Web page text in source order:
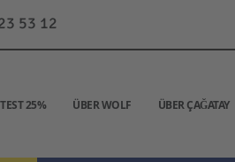
53 12
TEST 25% ÜBER WOLF ÜBER ÇAĞATAY